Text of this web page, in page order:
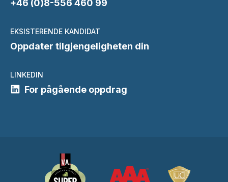
+46 (0)8-556 460 99
EKSISTERENDE KANDIDAT
Oppdater tilgjengeligheten din
LINKEDIN
For pågående oppdrag